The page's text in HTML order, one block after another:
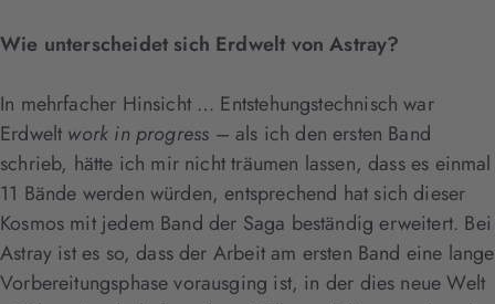
Wie unterscheidet sich Erdwelt von Astray?
In mehrfacher Hinsicht … Entstehungstechnisch war
Erdwelt work in progress – als ich den ersten Band
schrieb, hätte ich mir nicht träumen lassen, dass es einmal
11 Bände werden würden, entsprechend hat sich dieser
Kosmos mit jedem Band der Saga beständig erweitert. Bei
Astray ist es so, dass der Arbeit am ersten Band eine lange
Vorbereitungsphase vorausging ist, in der dies neue Welt